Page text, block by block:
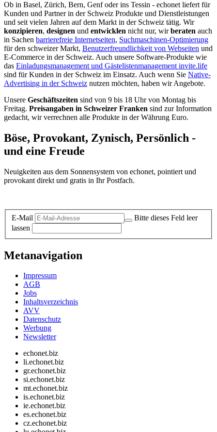
Ob in Basel, Zürich, Bern, Genf oder ins Tessin - echonet liefert für
Kunden und Partner in der Schweiz Produkte und Dienstleistungen
und seit vielen Jahren auf dem Markt in der Schweiz tätig. Wir
konzipieren, designen und entwicklen nicht nur, wirberaten auch
in Sachen barrierefreie Internetseiten, Suchmaschinen-Optimierung
für den schweizer Markt, Benutzerfreundlichkeit von Webseiten und
E-Commerce in der Schweiz. Auch unsere Software-Produkte wie
das Einladungsmanagement und Gästelistenmanagement invite.life
sind für Kunden in der Schweiz im Einsatz. Auch wenn Sie Native-
Advertising in der Schweiz nutzen möchten, haben wir Angebote.
Unsere Geschäftszeiten sind von 9 bis 18 Uhr von Montag bis
Freitag. Preisangaben in Schweizer Franken sind zur Information
gedacht, wir verrechnen alle Produkte in der Währung Euro.
Böse, Provokant, Zynisch, Persönlich -
und eine Freude
Neuigkeiten aus dem Sonnensystem von echonet, pointiert und
provokant direkt und gratis in Ihr Postfach.
E-Mail
Bitte dieses Feld leer
lassen
Metanavigation
Impressum
AGB
Jobs
Inhaltsverzeichnis
AVV
Datenschutz
Werbung
Newsletter
echonet.biz
li.echonet.biz
gr.echonet.biz
si.echonet.biz
mt.echonet.biz
is.echonet.biz
ie.echonet.biz
es.echonet.biz
cz.echonet.biz